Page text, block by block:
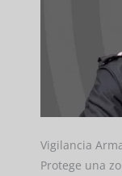
Vigilancia
Protege una